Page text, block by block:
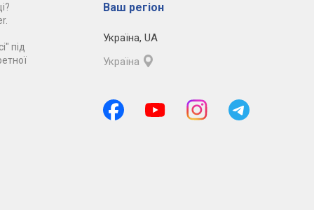
під
Ваш регіон
Україна, UA
Україна